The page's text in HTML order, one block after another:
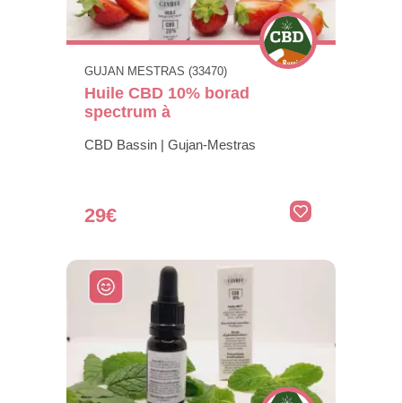
GUJAN MESTRAS (33470)
Huile CBD 10% borad
spectrum à
CBD Bassin | Gujan-Mestras
29€